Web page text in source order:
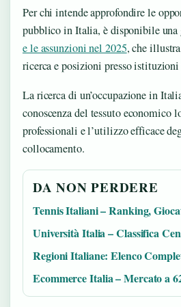
Per chi intende approfondire le
pubblico in Italia, è disponibile
e le assunzioni nel 2025, che
ricerca e posizioni presso
La ricerca di un’occupazione in
conoscenza del tessuto economico
professionali e l’utilizzo efficace
collocamento.
DA NON PERDERE
Tennis Italiani – Ranking,
Università Italia – Classifica
Regioni Italiane: Elenco
Ecommerce Italia – Mercato a